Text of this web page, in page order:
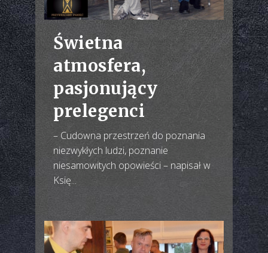
Świetna
atmosfera,
pasjonujący
prelegenci
– Cudowna przestrzeń do poznania
niezwykłych ludzi, poznanie
niesamowitych opowieści – napisał w
Księ...